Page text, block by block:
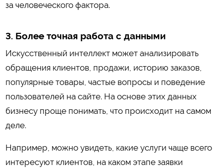
за человеческого фактора.
3. Более точная работа с данными
Искусственный интеллект может анализировать
обращения клиентов, продажи, историю заказов,
популярные товары, частые вопросы и поведение
пользователей на сайте. На основе этих данных
бизнесу проще понимать, что происходит на самом
деле.
Например, можно увидеть, какие услуги чаще всего
интересуют клиентов, на каком этапе заявки